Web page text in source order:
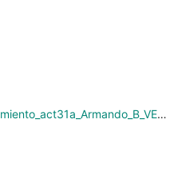
Grafico_Para_Analizar_Comportamiento_act31a_Armando_B_VERA